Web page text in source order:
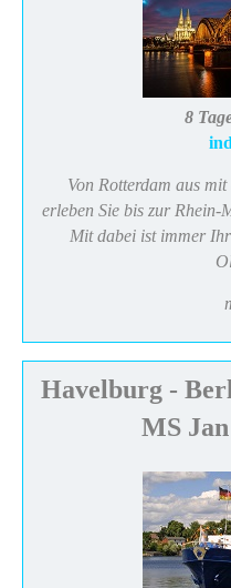
8
Von Rotterdam aus
erleben Sie bis zur
Mit dabei ist immer
Havelburg -
MS